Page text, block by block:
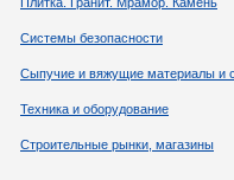
Системы безопасности
Сыпучие и вяжущие материалы и
Техника и оборудование
Строительные рынки, магазины